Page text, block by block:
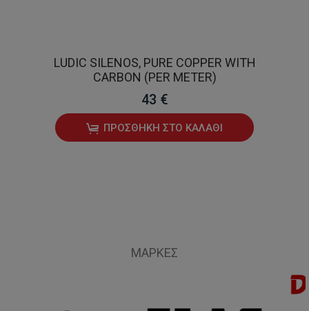
LUDIC SILENOS, PURE COPPER WITH
CARBON (PER METER)
43 €
ΠΡΟΣΘΉΚΗ ΣΤΟ ΚΑΛΆΘΙ
ΜΆΡΚΕΣ